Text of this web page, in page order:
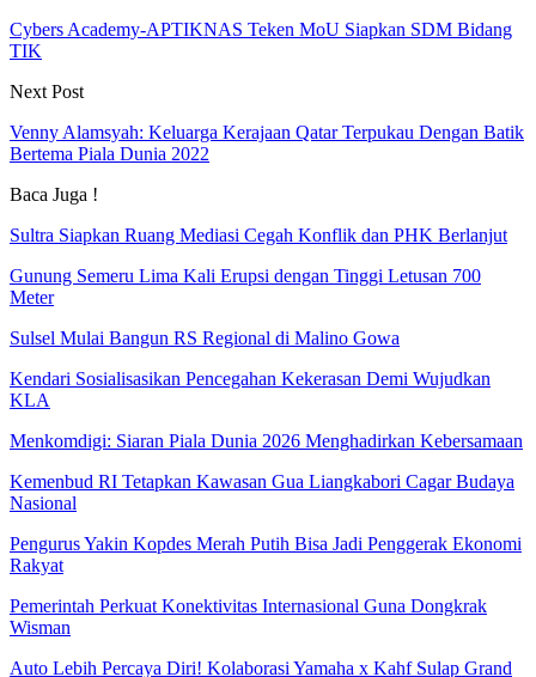
Cybers Academy-APTIKNAS Teken MoU Siapkan SDM Bidang
TIK
Next Post
Venny Alamsyah: Keluarga Kerajaan Qatar Terpukau Dengan Batik
Bertema Piala Dunia 2022
Baca Juga !
Sultra Siapkan Ruang Mediasi Cegah Konflik dan PHK Berlanjut
Gunung Semeru Lima Kali Erupsi dengan Tinggi Letusan 700
Meter
Sulsel Mulai Bangun RS Regional di Malino Gowa
Kendari Sosialisasikan Pencegahan Kekerasan Demi Wujudkan
KLA
Menkomdigi: Siaran Piala Dunia 2026 Menghadirkan Kebersamaan
Kemenbud RI Tetapkan Kawasan Gua Liangkabori Cagar Budaya
Nasional
Pengurus Yakin Kopdes Merah Putih Bisa Jadi Penggerak Ekonomi
Rakyat
Pemerintah Perkuat Konektivitas Internasional Guna Dongkrak
Wisman
Auto Lebih Percaya Diri! Kolaborasi Yamaha x Kahf Sulap Grand